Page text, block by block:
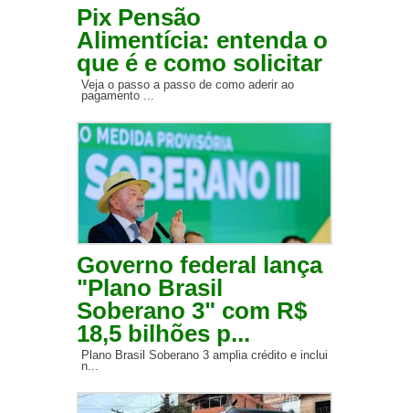
Pix Pensão
Alimentícia: entenda o
que é e como solicitar
Veja o passo a passo de como aderir ao
pagamento ...
Governo federal lança
"Plano Brasil
Soberano 3" com R$
18,5 bilhões p...
Plano Brasil Soberano 3 amplia crédito e inclui
n...